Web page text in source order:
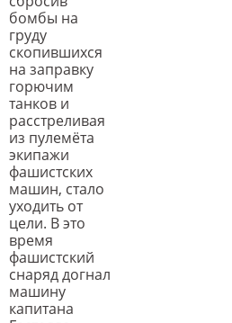
бомбы на
груду
скопившихся
на заправку
горючим
танков и
расстреливая
из пулемёта
экипажи
фашистских
машин, стало
уходить от
цели. В это
время
фашистский
снаряд догнал
машину
капитана